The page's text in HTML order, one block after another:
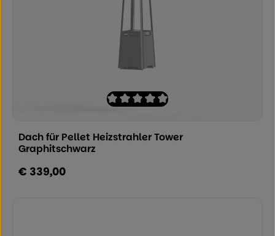
Dach für Pellet Heizstrahler Tower
Graphitschwarz
Regulärer Preis:
€ 339,00